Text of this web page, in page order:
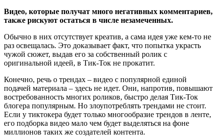
Видео, которые получат много негативных комментариев,
также рискуют остаться в числе незамеченных.
Обычно в них отсутствует креатив, а сама идея уже кем-то не
раз освещалась. Это доказывает факт, что попытка украсть
чужой сюжет, выдав его за собственный ролик с
оригинальной идеей, в Тик-Ток не прокатит.
Конечно, речь о трендах – видео с популярной единой
подачей материала – здесь не идет. Они, напротив, повышают
востребованность многих роликов, быстро делая Тик-Ток
блогера популярным. Но злоупотреблять трендами не стоит.
Если у тиктокера будет только многообразие трендов в ленте,
его подборка видео мало чем будет выделяться на фоне
миллионов таких же создателей контента.